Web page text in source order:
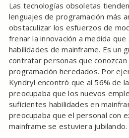
Las tecnologías obsoletas
lenguajes de programación más
obstaculizar los esfuerzos de
frenar la innovación a medida
habilidades de mainframe. Es un
contratar personas que
programación heredados. Por
Kyndryl encontró que al 56% de
preocupaba que los nuevos
suficientes habilidades en
preocupaba que el personal con
mainframe se estuviera jubilando.